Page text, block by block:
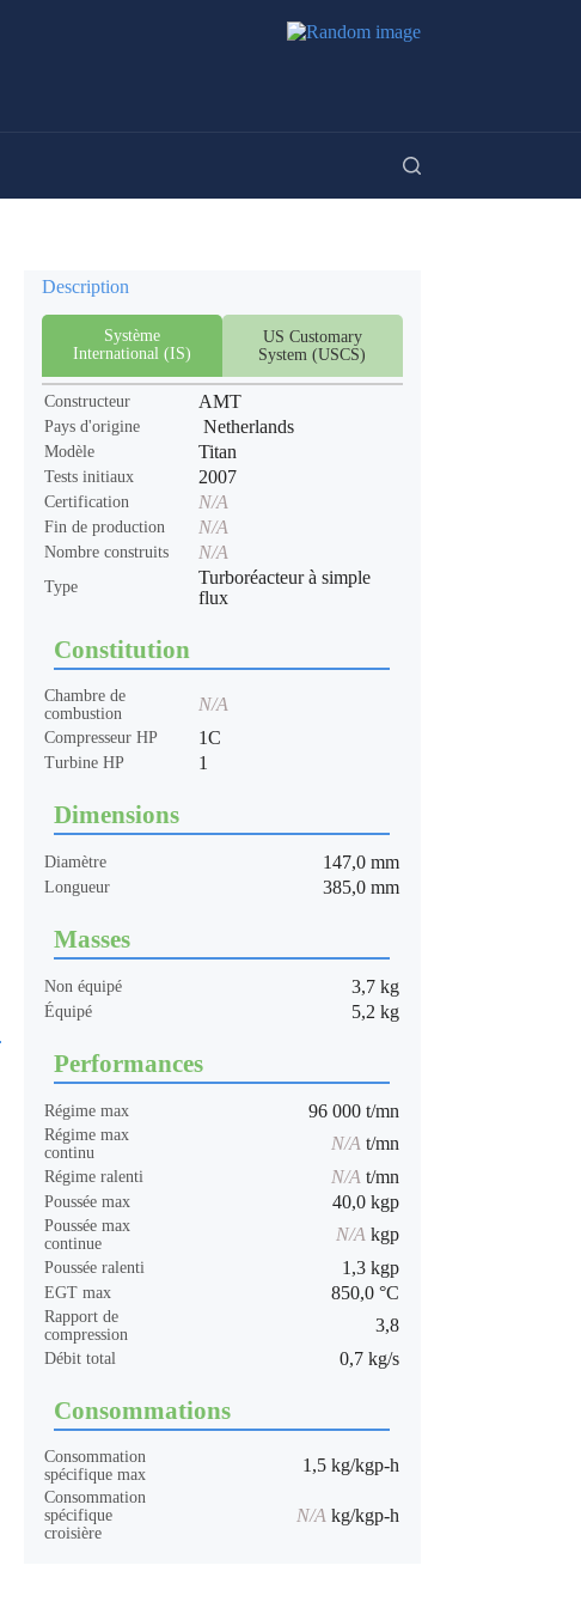
Description
Système
International (IS)
US Customary
System (USCS)
Constructeur AMT
Pays d'origine Netherlands
Modèle Titan
Tests initiaux 2007
Certification N/A
Fin de production N/A
Nombre construits N/A
Type
Turboréacteur à simple
flux
Constitution
Chambre de
combustion
N/A
Compresseur HP 1C
Turbine HP 1
Dimensions
Diamètre 147,0 mm
Longueur 385,0 mm
Masses
Non équipé 3,7 kg
Équipé 5,2 kg
Performances
Régime max 96 000 t/mn
Régime max
continu
N/A t/mn
Régime ralenti N/A t/mn
Poussée max 40,0 kgp
Poussée max
continue
N/A kgp
Poussée ralenti 1,3 kgp
EGT max 850,0 °C
Rapport de
compression
3,8
Débit total 0,7 kg/s
Consommations
Consommation
spécifique max
1,5 kg/kgp-h
Consommation
spécifique
croisière
N/A kg/kgp-h